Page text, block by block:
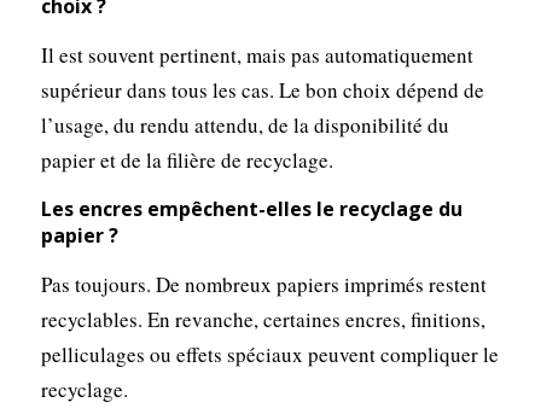
choix ?
Il est souvent pertinent, mais pas automatiquement
supérieur dans tous les cas. Le bon choix dépend de
l’usage, du rendu attendu, de la disponibilité du
papier et de la filière de recyclage.
Les encres empêchent-elles le recyclage du
papier ?
Pas toujours. De nombreux papiers imprimés restent
recyclables. En revanche, certaines encres, finitions,
pelliculages ou effets spéciaux peuvent compliquer le
recyclage.